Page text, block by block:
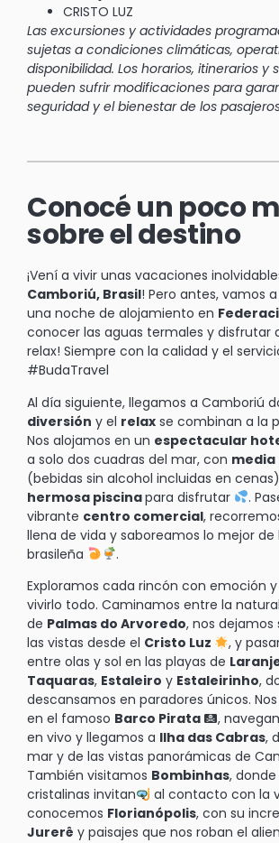
CRISTO LUZ
Las excursiones y actividades
sujetas a condiciones climáticas,
disponibilidad. Los horarios, itinerarios y
pueden sufrir modificaciones para
seguridad y el bienestar de los
Conocé un poco
sobre el destino
¡Vení a vivir unas vacaciones
Camboriú, Brasil! Pero antes, vamos
una noche de alojamiento en
conocer las aguas termales y disfrutar
relax! Siempre con la calidad y el
#BudaTravel
Al día siguiente, llegamos a Camboriú
diversión y el relax se combinan a la
Nos alojamos en un espectacular
a solo dos cuadras del mar, con media
(bebidas sin alcohol incluidas en
hermosa piscinapara disfrutar
.
vibrante centro comercial,
llena de vida y saboreamos lo mejor
brasileña
.
Exploramos cada rincón con emoción
vivirlo todo. Caminamos entre la
de Palmas do Arvoredo, nos dejamos
las vistas desde el Cristo Luz
, y
entre olas y sol en las playas de
Taquaras, Estaleiro y Estaleirinho,
descansamos en paradores únicos.
en el famoso Barco Pirata
,
en vivo y llegamos a Ilha das Cabras,
mar y de las vistas panorámicas de
También visitamos Bombinhas,
cristalinas invitan
al contacto con la
conocemos Florianópolis, con su
Jurerê y paisajes que nos roban el